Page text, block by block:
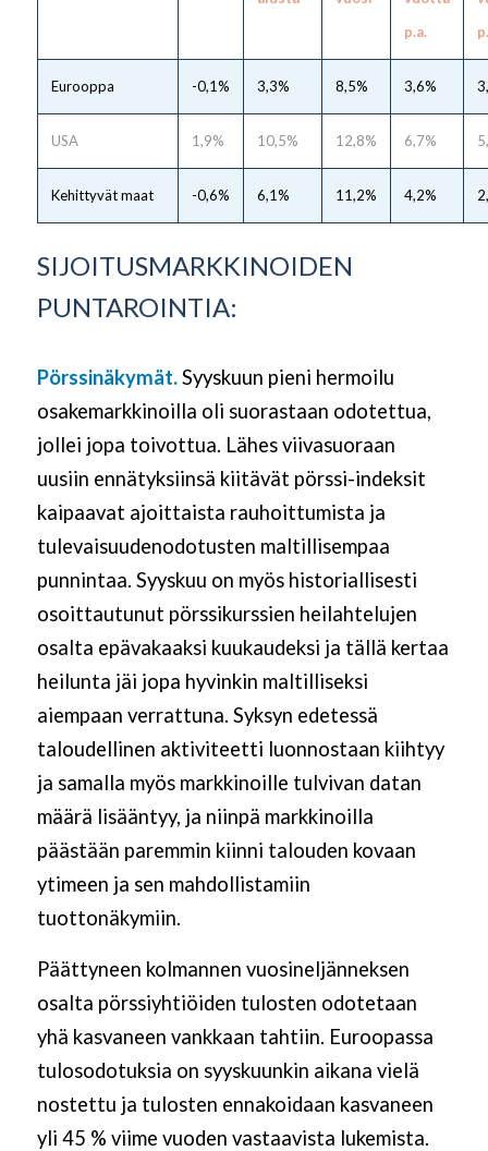
p.a.
Eurooppa -0,1% 3,3% 8,5% 3,6%
USA 1,9% 10,5% 12,8% 6,7%
Kehittyvät maat -0,6% 6,1% 11,2% 4,2%
SIJOITUSMARKKINOIDEN
PUNTAROINTIA:
Pörssinäkymät.Syyskuun pieni hermoilu
osakemarkkinoilla oli suorastaan odotettua,
jollei jopa toivottua. Lähes viivasuoraan
uusiin ennätyksiinsä kiitävät pörssi-indeksit
kaipaavat ajoittaista rauhoittumista ja
tulevaisuudenodotusten maltillisempaa
punnintaa. Syyskuu on myös historiallisesti
osoittautunut pörssikurssien heilahtelujen
osalta epävakaaksi kuukaudeksi ja tällä kertaa
heilunta jäi jopa hyvinkin maltilliseksi
aiempaan verrattuna. Syksyn edetessä
taloudellinen aktiviteetti luonnostaan kiihtyy
ja samalla myös markkinoille tulvivan datan
määrä lisääntyy, ja niinpä markkinoilla
päästään paremmin kiinni talouden kovaan
ytimeen ja sen mahdollistamiin
tuottonäkymiin.
Päättyneen kolmannen vuosineljänneksen
osalta pörssiyhtiöiden tulosten odotetaan
yhä kasvaneen vankkaan tahtiin. Euroopassa
tulosodotuksia on syyskuunkin aikana vielä
nostettu ja tulosten ennakoidaan kasvaneen
yli 45 % viime vuoden vastaavista lukemista.